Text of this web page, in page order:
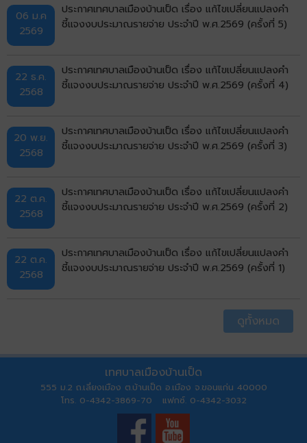
06 ม.ค
2569
ประกาศเทศบาลเมืองบ้านเป็ด เรื่อง แก้ไขเปลี่ยนแปลงคำ
ชี้แจงงบประมาณรายจ่าย ประจำปี พ.ศ.2569 (ครั้งที่ 5)
22 ธ.ค.
2568
ประกาศเทศบาลเมืองบ้านเป็ด เรื่อง แก้ไขเปลี่ยนแปลงคำ
ชี้แจงงบประมาณรายจ่าย ประจำปี พ.ศ.2569 (ครั้งที่ 4)
20 พ.ย.
2568
ประกาศเทศบาลเมืองบ้านเป็ด เรื่อง แก้ไขเปลี่ยนแปลงคำ
ชี้แจงงบประมาณรายจ่าย ประจำปี พ.ศ.2569 (ครั้งที่ 3)
22 ต.ค.
2568
ประกาศเทศบาลเมืองบ้านเป็ด เรื่อง แก้ไขเปลี่ยนแปลงคำ
ชี้แจงงบประมาณรายจ่าย ประจำปี พ.ศ.2569 (ครั้งที่ 2)
22 ต.ค.
2568
ประกาศเทศบาลเมืองบ้านเป็ด เรื่อง แก้ไขเปลี่ยนแปลงคำ
ชี้แจงงบประมาณรายจ่าย ประจำปี พ.ศ.2569 (ครั้งที่ 1)
ดูทั้งหมด
เทศบาลเมืองบ้านเป็ด
555 ม.2 ถ.เลี่ยงเมือง ต.บ้านเป็ด อ.เมือง จ.ขอนแก่น 40000
โทร. 0-4342-3869-70 แฟกซ์. 0-4342-3032